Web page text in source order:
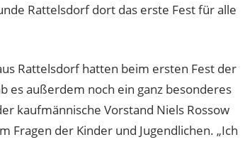
Rattelsdorf dort das erste Fest für alle
Rattelsdorf hatten beim ersten Fest der
es außerdem noch ein ganz besonderes
kaufmännische Vorstand Niels Rossow
der Kinder und Jugendlichen. „Ich